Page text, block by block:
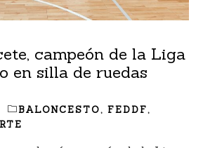
campeón de la Liga
en silla de ruedas
BALONCESTO, FEDDF,